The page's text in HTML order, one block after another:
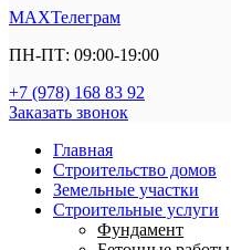
MAXТелеграм
ПН-ПТ: 09:00-19:00
+7 (978) 168 83 92
Заказать звонок
Главная
Строительство домов
Земельные участки
Строительные услуги
Фундамент